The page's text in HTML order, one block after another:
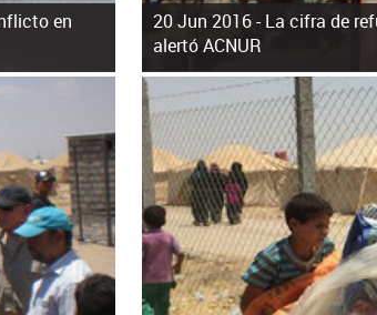
en
20 Jun 2016 -La cifra de
alertó ACNUR